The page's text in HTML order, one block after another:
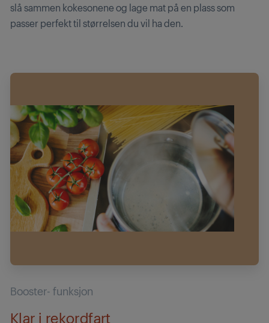
slå sammen kokesonene og lage mat på en plass som
passer perfekt til størrelsen du vil ha den.
Booster- funksjon
Klar i rekordfart